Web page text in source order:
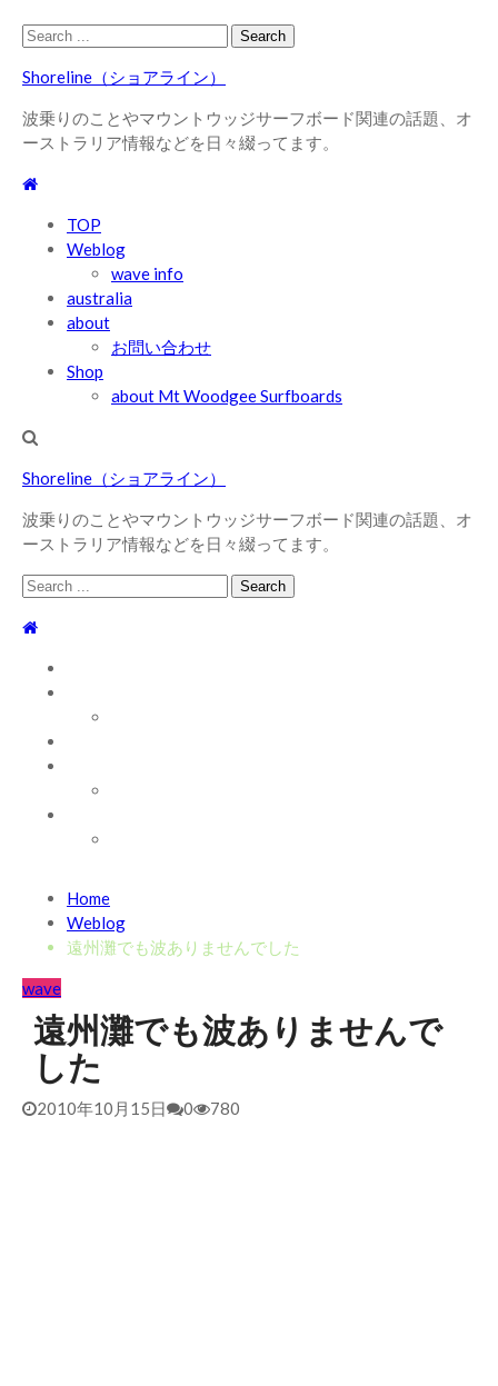
Skip
navigation
Skip
content
Search
Shoreline（ショアライン）
波乗りのことやマウントウッジサーフボード関連の話題、オ
ーストラリア情報などを日々綴ってます。
TOP
Weblog
wave info
australia
about
お問い合わせ
Shop
about Mt Woodgee Surfboards
Shoreline（ショアライン）
波乗りのことやマウントウッジサーフボード関連の話題、オ
ーストラリア情報などを日々綴ってます。
Search
2026/7/28 御前崎方面 よれ入ったダンパー多め
年7月28日
2026/5/25 御前崎方面 カレント強くブレイク続かず
2026年5月25日
2026/5/13 静波 ダンパー中心
Home
Weblog
遠州灘でも波ありませんでした
wave
遠州灘でも波ありませんで
した
2010年10月15日 0 780